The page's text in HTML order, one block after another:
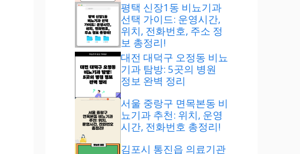
평택 신장1동 비뇨기과
선택 가이드: 운영시간,
위치, 전화번호, 주소 정
보 총정리!
대전 대덕구 오정동 비뇨
기과 탐방: 5곳의 병원
정보 완벽 정리
서울 중랑구 면목본동 비
뇨기과 추천: 위치, 운영
시간, 전화번호 총정리!
김포시 통진읍 의료기관